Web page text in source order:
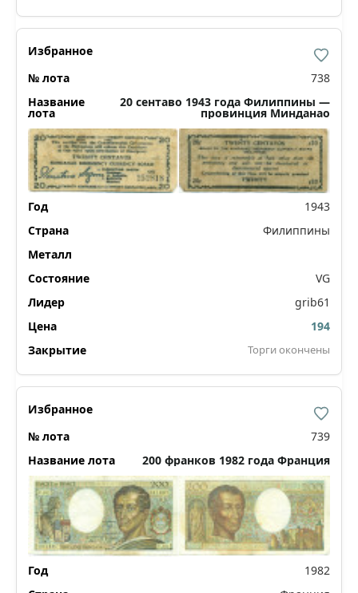
738
20 сентаво 1943 года Филиппины —
провинция Минданао
1943
Филиппины
VG
grib61
194
Торги окончены
739
200 франков 1982 года Франция
1982